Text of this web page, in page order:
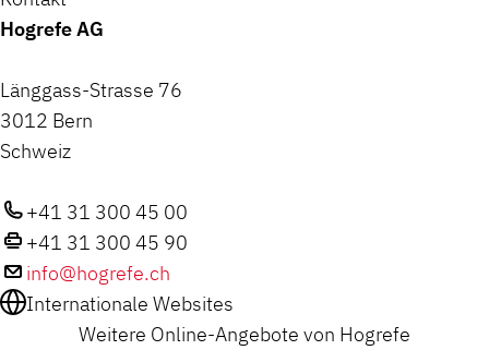
Hogrefe AG
Länggass-Strasse 76
3012 Bern
Schweiz
+41 31 300 45 00
+41 31 300 45 90
info@hogrefe.ch
Internationale Websites
Weitere Online-Angebote von Hogrefe